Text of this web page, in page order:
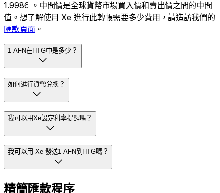
1.9986 。中間價是全球貨幣市場買入價和賣出價之間的中間
值。想了解使用 Xe 進行此轉帳需要多少費用，請造訪我們的
匯款頁面 。
1 AFN在HTG中是多少？
如何進行貨幣兌換？
我可以用Xe設定利率提醒嗎？
我可以用 Xe 發送1 AFN到HTG嗎？
精簡匯款程序